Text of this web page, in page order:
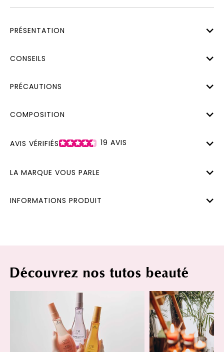
PRÉSENTATION
CONSEILS
PRÉCAUTIONS
COMPOSITION
AVIS VÉRIFIÉS 19 AVIS
LA MARQUE VOUS PARLE
INFORMATIONS PRODUIT
Découvrez nos tutos beauté